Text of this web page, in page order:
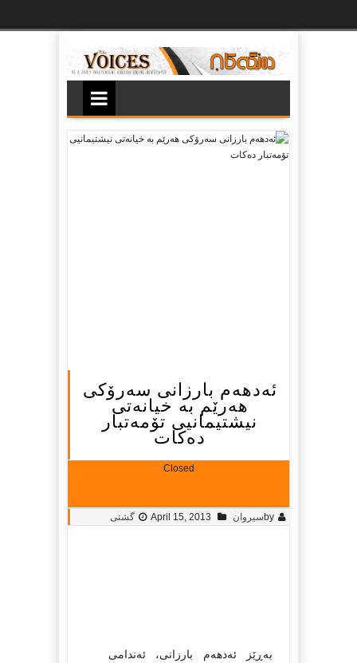
ئەدهەم بارزانی سەرۆکی
هەرێم بە خیانەتی
نیشتیمانیی تۆمەتبار
دەکات
Closed
byسیروان April 15, 2013 گشتی
بەڕێز ئەدهەم بارزانی‌، ئەندامی‌